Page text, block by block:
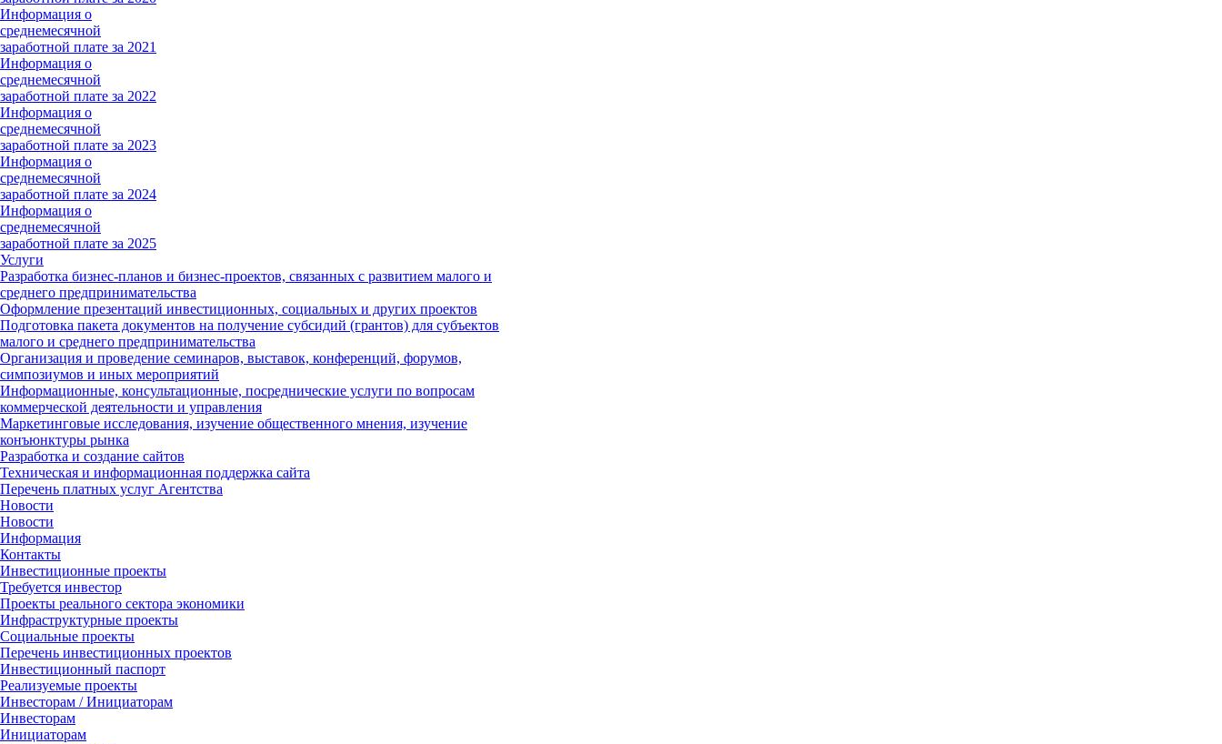
Информация о
среднемесячной
заработной плате за 2021
Информация о
среднемесячной
заработной плате за 2022
Информация о
среднемесячной
заработной плате за 2023
Информация о
среднемесячной
заработной плате за 2024
Информация о
среднемесячной
заработной плате за 2025
Услуги
Разработка бизнес-планов и бизнес-проектов, связанных с развитием малого и
среднего предпринимательства
Оформление презентаций инвестиционных, социальных и других проектов
Подготовка пакета документов на получение субсидий (грантов) для субъектов
малого и среднего предпринимательства
Организация и проведение семинаров, выставок, конференций, форумов,
симпозиумов и иных мероприятий
Информационные, консультационные, посреднические услуги по вопросам
коммерческой деятельности и управления
Маркетинговые исследования, изучение общественного мнения, изучение
конъюнктуры рынка
Разработка и создание сайтов
Техническая и информационная поддержка сайта
Перечень платных услуг Агентства
Новости
Новости
Информация
Контакты
Инвестиционные проекты
Требуется инвестор
Проекты реального сектора экономики
Инфраструктурные проекты
Социальные проекты
Перечень инвестиционных проектов
Инвестиционный паспорт
Реализуемые проекты
Инвесторам / Инициаторам
Инвесторам
Инициаторам